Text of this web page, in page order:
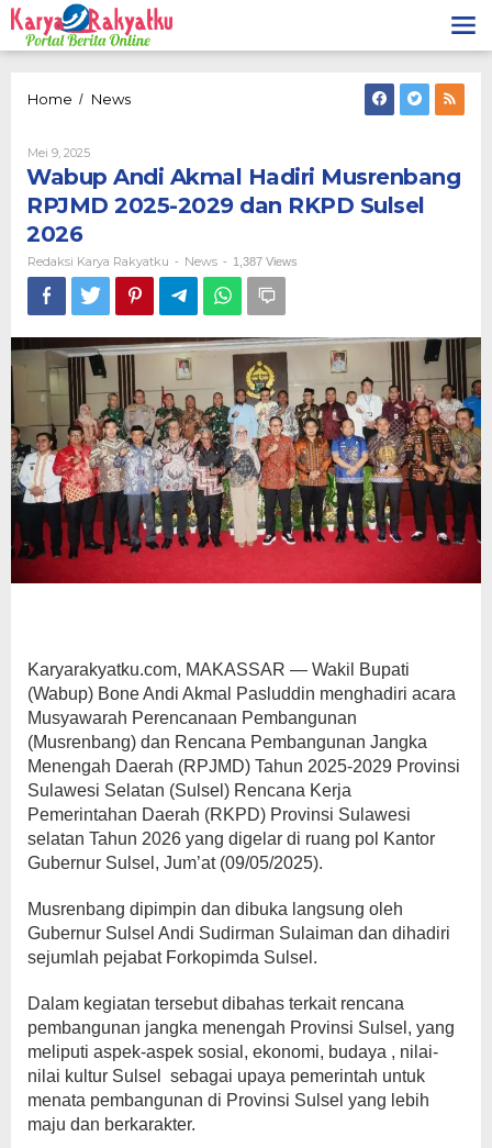
Lewati
ke
konten
Home / NewsWabup
Musrenbang
RPJMD
2025-
dan
RKPD
Sulsel
2026
Mei 9, 2025Oleh
Redaksi
Karya
Rakyatku
Wabup Andi Akmal Hadiri Musrenbang
RPJMD 2025-2029 dan RKPD Sulsel
2026
Redaksi Karya Rakyatku - News - 1,387 Views
Karyarakyatku.com, MAKASSAR — Wakil Bupati
(Wabup) Bone Andi Akmal Pasluddin menghadiri acara
Musyawarah Perencanaan Pembangunan
(Musrenbang) dan Rencana Pembangunan Jangka
Menengah Daerah (RPJMD) Tahun 2025-2029 Provinsi
Sulawesi Selatan (Sulsel) Rencana Kerja
Pemerintahan Daerah (RKPD) Provinsi Sulawesi
selatan Tahun 2026 yang digelar di ruang pol Kantor
Gubernur Sulsel, Jum’at (09/05/2025).
Musrenbang dipimpin dan dibuka langsung oleh
Gubernur Sulsel Andi Sudirman Sulaiman dan dihadiri
sejumlah pejabat Forkopimda Sulsel.
Dalam kegiatan tersebut dibahas terkait rencana
pembangunan jangka menengah Provinsi Sulsel, yang
meliputi aspek-aspek sosial, ekonomi, budaya , nilai-
nilai kultur Sulsel sebagai upaya pemerintah untuk
menata pembangunan di Provinsi Sulsel yang lebih
maju dan berkarakter.